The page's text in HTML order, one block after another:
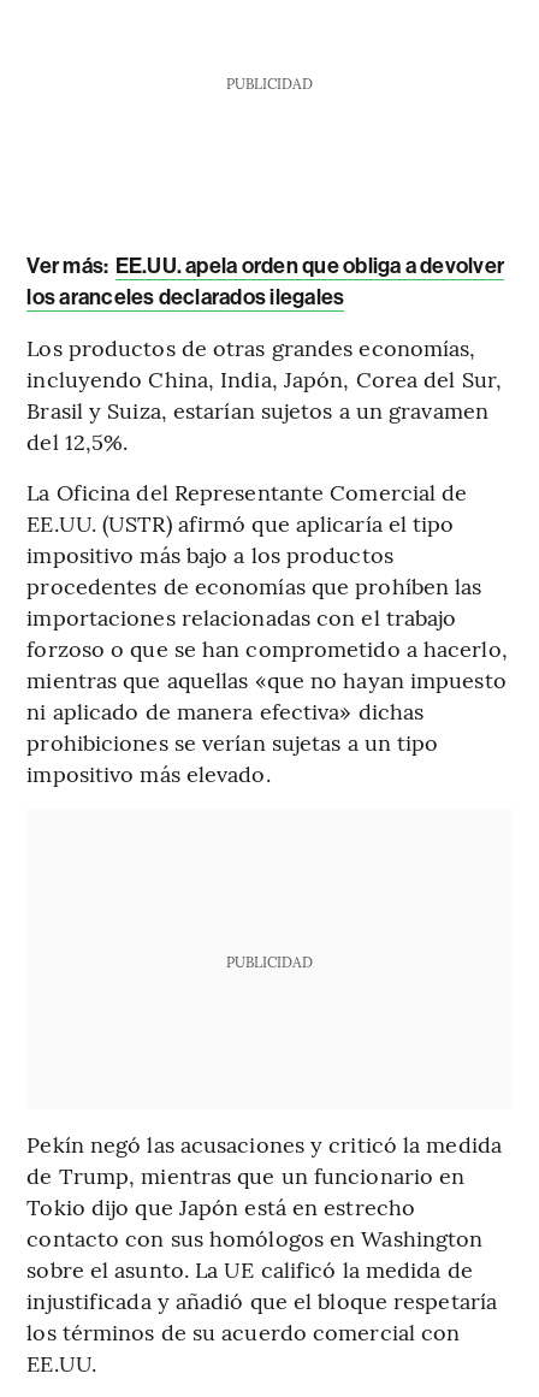
PUBLICIDAD
Ver más: EE.UU. apela orden que obliga a devolver
los aranceles declarados ilegales
Los productos de otras grandes economías,
incluyendo China, India, Japón, Corea del Sur,
Brasil y Suiza, estarían sujetos a un gravamen
del 12,5%.
La Oficina del Representante Comercial de
EE.UU. (USTR) afirmó que aplicaría el tipo
impositivo más bajo a los productos
procedentes de economías que prohíben las
importaciones relacionadas con el trabajo
forzoso o que se han comprometido a hacerlo,
mientras que aquellas «que no hayan impuesto
ni aplicado de manera efectiva» dichas
prohibiciones se verían sujetas a un tipo
impositivo más elevado.
PUBLICIDAD
Pekín negó las acusaciones y criticó la medida
de Trump, mientras que un funcionario en
Tokio dijo que Japón está en estrecho
contacto con sus homólogos en Washington
sobre el asunto. La UE calificó la medida de
injustificada y añadió que el bloque respetaría
los términos de su acuerdo comercial con
EE.UU.